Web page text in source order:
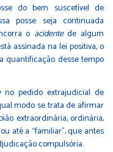
do bem suscetível de
posse seja continuada
o acidentede algum
assinada na lei positiva, o
quantificação desse tempo
no pedido extrajudicial de
modo se trata de afirmar
extraordinária, ordinária,
até a “familiar”, que antes
compulsória.